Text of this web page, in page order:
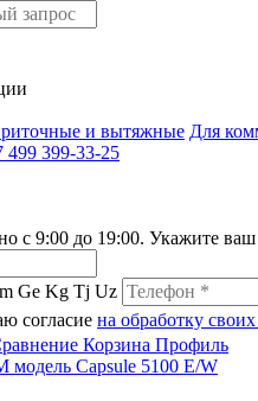
и вытяжные Для
499 399-33-25
с 9:00 до 19:00. Укажите
Ge Kg Tj Uz
согласие на обработку
Корзина Профиль
модель Capsule 5100 E/W